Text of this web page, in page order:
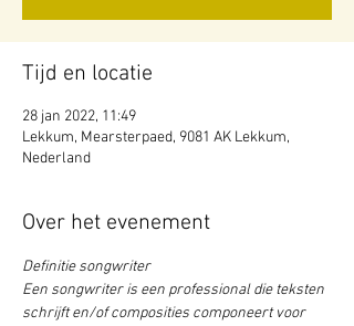
Tijd en locatie
28 jan 2022, 11:49
Lekkum, Mearsterpaed, 9081 AK Lekkum,
Nederland
Over het evenement
Definitie songwriter
Een songwriter is een professional die teksten
schrijft en/of composities componeert voor